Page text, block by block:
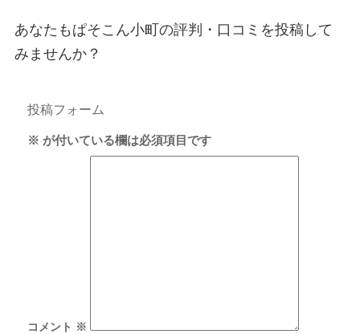
あなたもぱそこん小町の評判・口コミを投稿して
みませんか？
投稿フォーム
※ が付いている欄は必須項目です
コメント ※